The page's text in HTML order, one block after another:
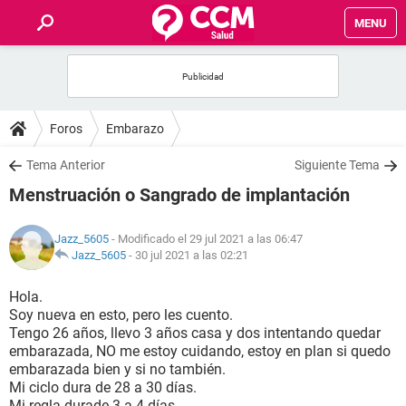
MENU
FOROS
SALUD
NUTRICIÓN
BIENESTAR
SEXUALIDAD
GLOSARIO
Foros Embarazo
Tema Anterior Siguiente Tema
Menstruación o Sangrado de implantación
Jazz_5605 - Modificado el 29 jul 2021 a las 06:47
Jazz_5605 - 30 jul 2021 a las 02:21
Hola.
Soy nueva en esto, pero les cuento.
Tengo 26 años, llevo 3 años casa y dos intentando quedar
embarazada, NO me estoy cuidando, estoy en plan si quedo
embarazada bien y si no también.
Mi ciclo dura de 28 a 30 días.